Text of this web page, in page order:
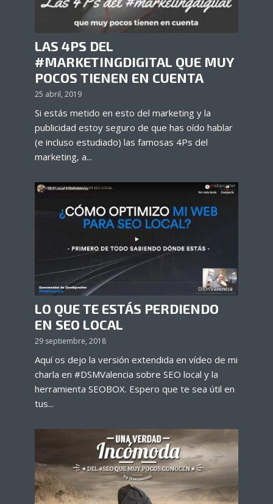
LAS 4PS DEL
#MARKETINGDIGITAL QUE MUY
POCOS TIENEN EN CUENTA
25 abril, 2019
Si estás metido en esto del marketing y la
publicidad estoy seguro de que has oído hablar
(e incluso estudiado) las famosas 4Ps del
marketing, a...
LO QUE TE ESTÁS PERDIENDO
EN SEO LOCAL
29 septiembre, 2018
Aquí os dejo la versión extendida en vídeo de mi
charla en #DSMValencia sobre SEO local y la
herramienta SEOBOX. Espero que te sea útil en
tus...